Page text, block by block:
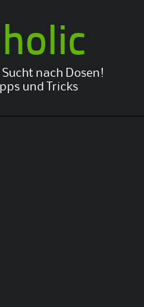
nach Dosen!
und Tricks